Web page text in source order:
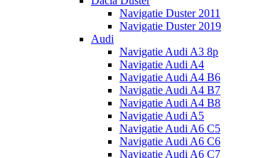
Navigatie Duster 2011
Navigatie Duster 2019
Audi
Navigatie Audi A3 8p
Navigatie Audi A4
Navigatie Audi A4 B6
Navigatie Audi A4 B7
Navigatie Audi A4 B8
Navigatie Audi A5
Navigatie Audi A6 C5
Navigatie Audi A6 C6
Navigatie Audi A6 C7